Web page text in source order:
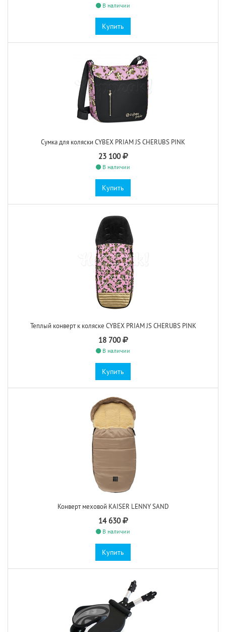
В наличии
Купить
Сумка для коляски CYBEX PRIAM JS CHERUBS PINK
23 100
В наличии
Купить
Теплый конверт к коляске CYBEX PRIAM JS CHERUBS PINK
18 700
В наличии
Купить
Конверт меховой KAISER LENNY SAND
14 630
В наличии
Купить